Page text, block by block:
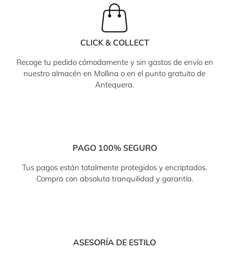
CLICK & COLLECT
Recoge tu pedido cómodamente y sin gastos de envío en
nuestro almacén en Mollina o en el punto gratuito de
Antequera.
PAGO 100% SEGURO
Tus pagos están totalmente protegidos y encriptados.
Compra con absoluta tranquilidad y garantía.
ASESORÍA DE ESTILO